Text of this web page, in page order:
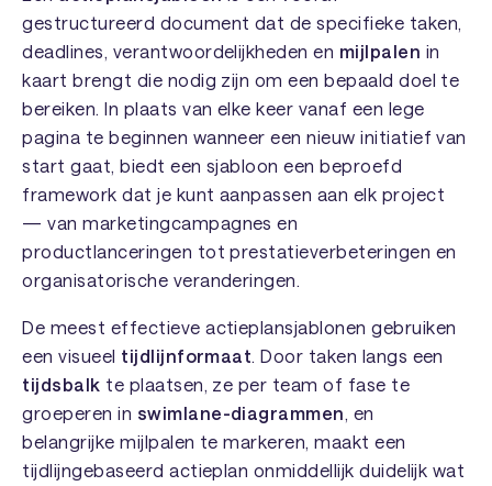
gestructureerd document dat de specifieke taken,
deadlines, verantwoordelijkheden en mijlpalen in
kaart brengt die nodig zijn om een bepaald doel te
bereiken. In plaats van elke keer vanaf een lege
pagina te beginnen wanneer een nieuw initiatief van
start gaat, biedt een sjabloon een beproefd
framework dat je kunt aanpassen aan elk project
— van marketingcampagnes en
productlanceringen tot prestatieverbeteringen en
organisatorische veranderingen.
De meest effectieve actieplansjablonen gebruiken
een visueel tijdlijnformaat . Door taken langs een
tijdsbalk te plaatsen, ze per team of fase te
groeperen in swimlane-diagrammen , en
belangrijke mijlpalen te markeren, maakt een
tijdlijngebaseerd actieplan onmiddellijk duidelijk wat